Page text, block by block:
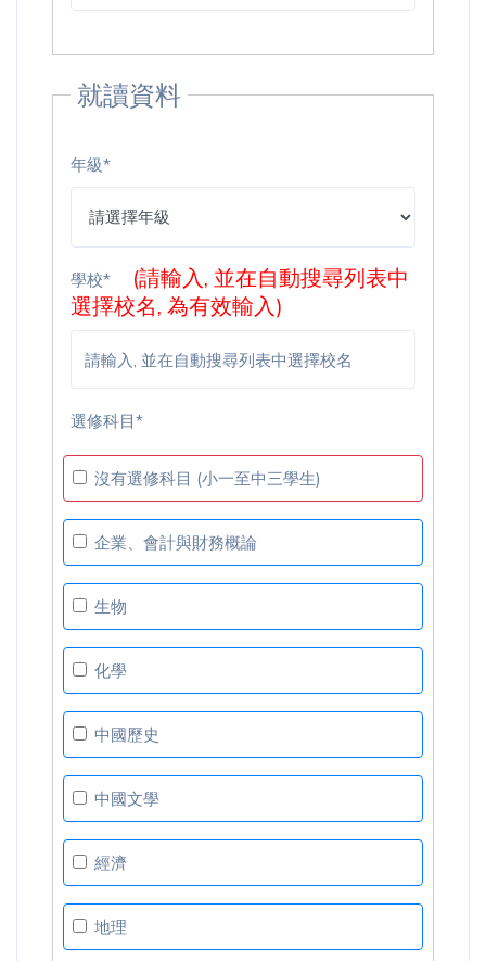
就讀資料
年級*
學校*
(請輸入, 並在自動搜尋列表中
選擇校名, 為有效輸入)
選修科目*
沒有選修科目 (小一至中三學生)
企業、會計與財務概論
生物
化學
中國歷史
中國文學
經濟
地理